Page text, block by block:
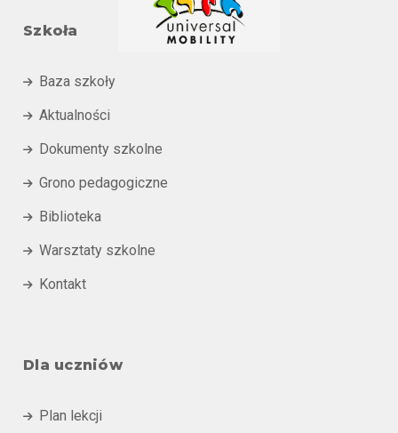
Szkoła
 Baza szkoły
 Aktualności
 Dokumenty szkolne
 Grono pedagogiczne
 Biblioteka
 Warsztaty szkolne
 Kontakt
Dla uczniów
 Plan lekcji